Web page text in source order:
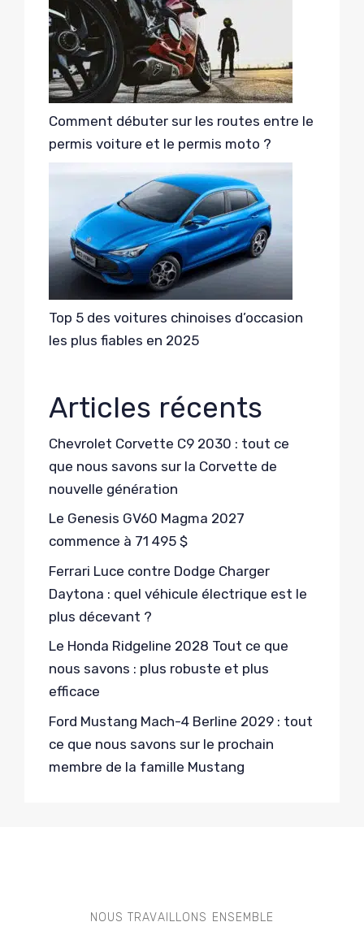
Comment débuter sur les routes entre le
permis voiture et le permis moto ?
Top 5 des voitures chinoises d’occasion
les plus fiables en 2025
Articles récents
Chevrolet Corvette C9 2030 : tout ce
que nous savons sur la Corvette de
nouvelle génération
Le Genesis GV60 Magma 2027
commence à 71 495 $
Ferrari Luce contre Dodge Charger
Daytona : quel véhicule électrique est le
plus décevant ?
Le Honda Ridgeline 2028 Tout ce que
nous savons : plus robuste et plus
efficace
Ford Mustang Mach-4 Berline 2029 : tout
ce que nous savons sur le prochain
membre de la famille Mustang
NOUS TRAVAILLONS ENSEMBLE